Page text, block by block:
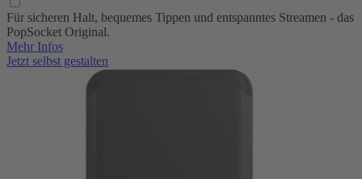
Für sicheren Halt, bequemes Tippen und entspanntes Streamen - das
PopSocket Original.
Mehr Infos
Jetzt selbst gestalten